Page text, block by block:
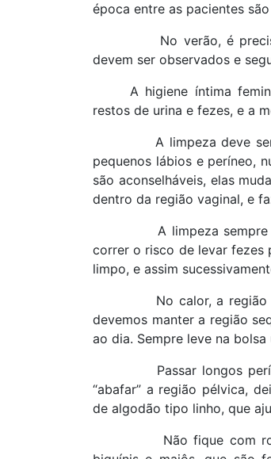
época entre as pacientes
No verão, é
devem ser observados e
A higiene íntima
restos de urina e fezes, e a
A limpeza deve
pequenos lábios e períneo,
são aconselháveis, elas
dentro da região vaginal, e
A limpeza
correr o risco de levar fezes
limpo, e assim
No calor, a
devemos manter a região
ao dia. Sempre leve na
Passar longos
“abafar” a região pélvica,
de algodão tipo linho, que
Não fique com